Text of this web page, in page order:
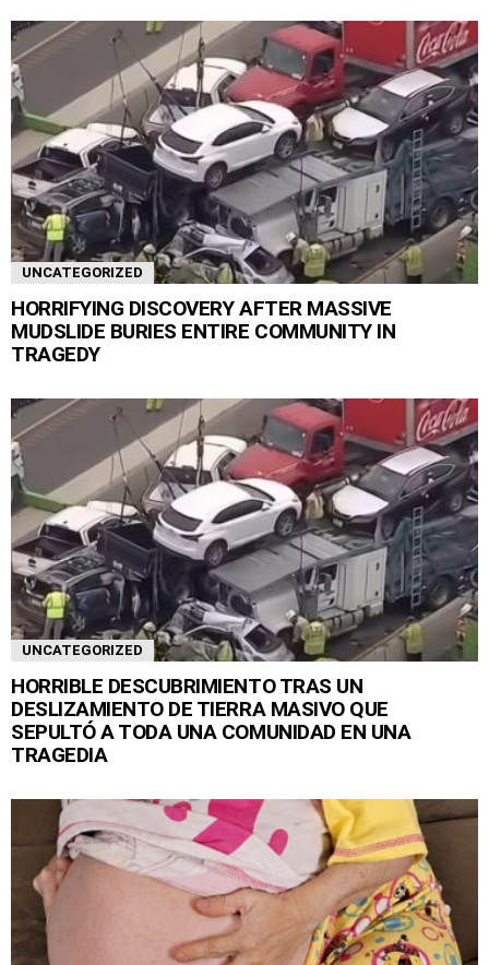
UNCATEGORIZED
HORRIFYING DISCOVERY AFTER MASSIVE
MUDSLIDE BURIES ENTIRE COMMUNITY IN
TRAGEDY
UNCATEGORIZED
HORRIBLE DESCUBRIMIENTO TRAS UN
DESLIZAMIENTO DE TIERRA MASIVO QUE
SEPULTÓ A TODA UNA COMUNIDAD EN UNA
TRAGEDIA